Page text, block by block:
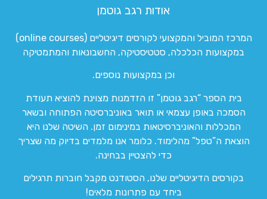
אודות רגב גוטמן
המרכז המוביל והמקצועי לקורסים דיגיטליים (online courses)
במקצועות הכלכלה, סטטיסטיקה, החשבונאות והמתמטיקה
וכן במקצועות נוספים.
בית הספר “רגב גוטמן” זו הזדמנות מצוינת להוציא תעודת
הסמכה באופן עצמאי או תואר באוניברסיטה הפתוחה ובשאר
המכללות והאוניברסיטאות במינימום זמן. השיטה שלנו היא
הוצאת ה”טפל” מהלימוד. כלומר אנו מלמדים בדיוק מה שצריך
כדי להצטיין בבחינה.
בקורסים הדיגיטליים שלנו, הסטודנט מקבל חוברות תרגילים
ביחד עם פתרונות מלאים!